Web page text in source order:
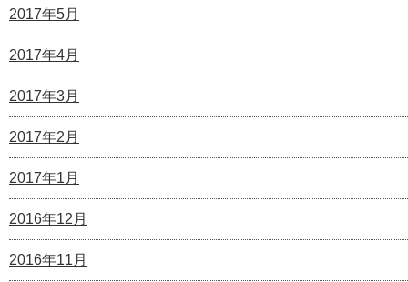
2017年5月
2017年4月
2017年3月
2017年2月
2017年1月
2016年12月
2016年11月